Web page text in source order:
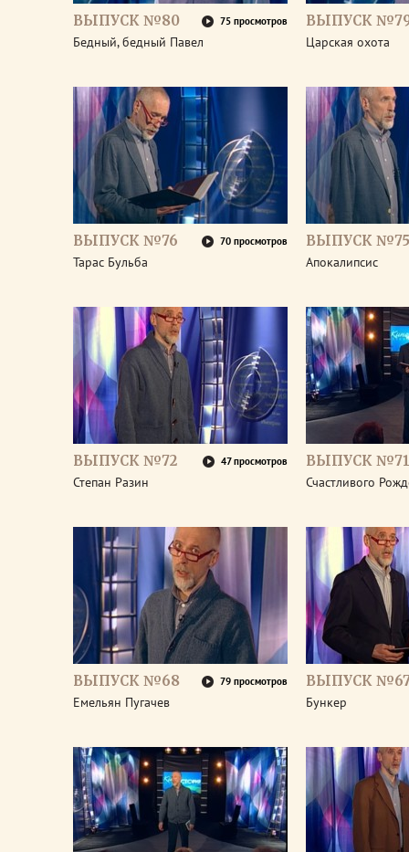
ВЫПУСК №80 75 просмотров
Бедный, бедный Павел
ВЫПУСК
Царская охота
ВЫПУСК №76 70 просмотров
Тарас Бульба
ВЫПУСК №75
Апокалипсис
ВЫПУСК №72 47 просмотров
Степан Разин
ВЫПУСК №71
Счастливого
ВЫПУСК №68 79 просмотров
Емельян Пугачев
ВЫПУСК
Бункер